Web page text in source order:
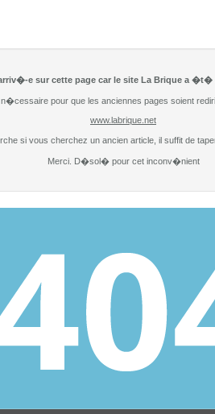
e sur cette page car le site La Brique a
pour que les anciennes pages soient
www.labrique.net
si vous cherchez un ancien article, il suffit de
Merci. D�sol� pour cet inconv�nient